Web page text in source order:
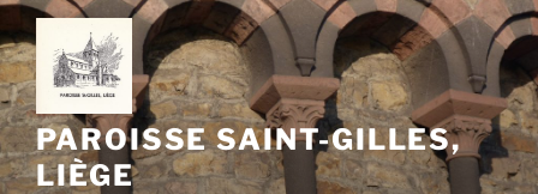
Aller
au
contenu
principal
PAROISSE SAINT-GILLES,
LIÈGE